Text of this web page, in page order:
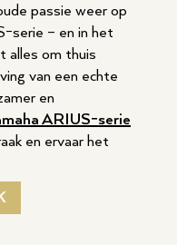
passie weer op
serie – en in het
alles om thuis
van een echte
en
ARIUS-serie
en ervaar het